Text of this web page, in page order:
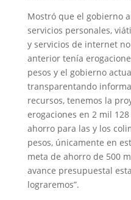
Mostró que el gobierno
servicios personales,
y servicios de internet
anterior tenía
pesos y el gobierno
transparentando
recursos, tenemos la
erogaciones en 2 mil
ahorro para las y los
pesos, únicamente en
meta de ahorro de 500
avance presupuestal
lograremos”.